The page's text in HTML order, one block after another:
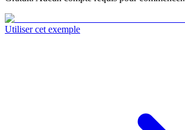
Utiliser cet exemple